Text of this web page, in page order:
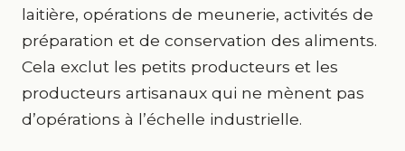
laitière, opérations de meunerie, activités de
préparation et de conservation des aliments.
Cela exclut les petits producteurs et les
producteurs artisanaux qui ne mènent pas
d’opérations à l’échelle industrielle.